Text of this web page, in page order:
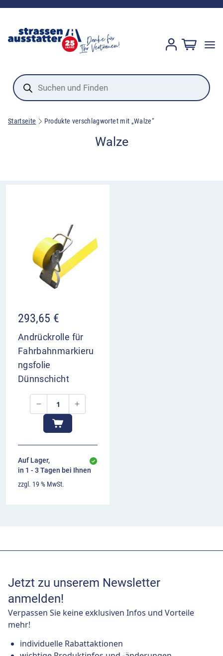
Products
search
Startseite Produkte verschlagwortet mit „Walze“
Walze
293,65 €
Andrückrolle für
Fahrbahnmarkieru
ngsfolie
Dünnschicht
Auf Lager,
in 1 - 3 Tagen bei Ihnen
zzgl. 19 % MwSt.
Jetzt zu unserem Newsletter
anmelden!
Verpassen Sie keine exklusiven Infos und Vorteile
mehr!
individuelle Rabattaktionen